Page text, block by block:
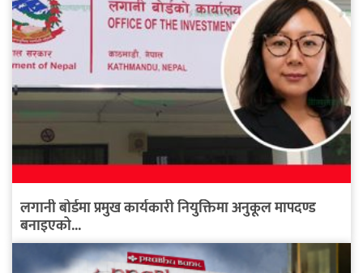
लगानी बोर्डमा प्रमुख कार्यकारी नियुक्तिमा अनुकूल मापदण्ड
बनाइएको...